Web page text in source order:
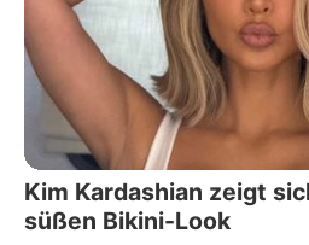
Kim Kardashian zeigt
süßen Bikini-Look